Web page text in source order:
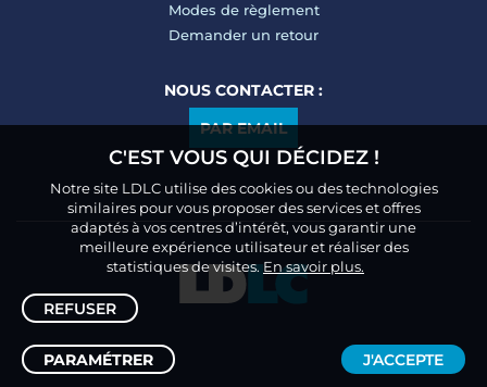
Modes de règlement
Demander un retour
NOUS CONTACTER :
PAR EMAIL
C'EST VOUS QUI DÉCIDEZ !
Notre site LDLC utilise des cookies ou des technologies
similaires pour vous proposer des services et offres
adaptés à vos centres d’intérêt, vous garantir une
meilleure expérience utilisateur et réaliser des
statistiques de visites.En savoir plus.
REFUSER
PARAMÉTRER J'ACCEPTE